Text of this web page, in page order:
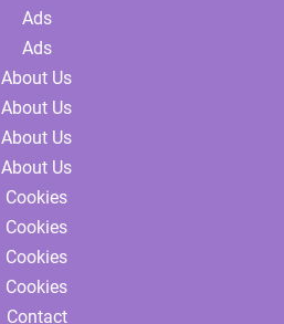
Ads
Ads
About Us
About Us
About Us
About Us
Cookies
Cookies
Cookies
Cookies
Contact